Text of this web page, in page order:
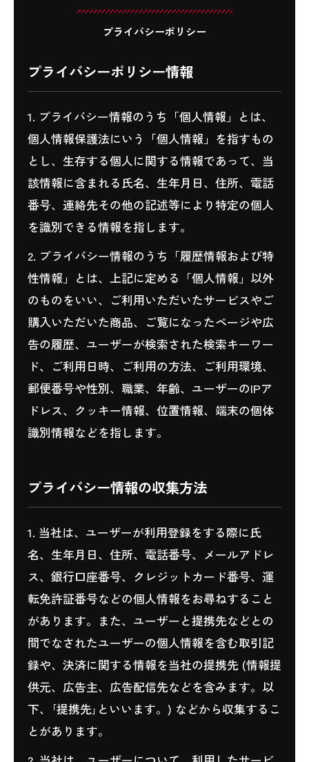
プライバシーポリシー
プライバシーポリシー情報
1. プライバシー情報のうち「個人情報」とは、
個人情報保護法にいう「個人情報」を指すもの
とし、生存する個人に関する情報であって、当
該情報に含まれる氏名、生年月日、住所、電話
番号、連絡先その他の記述等により特定の個人
を識別できる情報を指します。
2. プライバシー情報のうち「履歴情報および特
性情報」とは、上記に定める「個人情報」以外
のものをいい、ご利用いただいたサービスやご
購入いただいた商品、ご覧になったページや広
告の履歴、ユーザーが検索された検索キーワー
ド、ご利用日時、ご利用の方法、ご利用環境、
郵便番号や性別、職業、年齢、ユーザーのIPア
ドレス、クッキー情報、位置情報、端末の個体
識別情報などを指します。
プライバシー情報の収集方法
1. 当社は、ユーザーが利用登録をする際に氏
名、生年月日、住所、電話番号、メールアドレ
ス、銀行口座番号、クレジットカード番号、運
転免許証番号などの個人情報をお尋ねすること
があります。また、ユーザーと提携先などとの
間でなされたユーザーの個人情報を含む取引記
録や、決済に関する情報を当社の提携先 (情報提
供元、広告主、広告配信先などを含みます。以
下、｢提携先｣といいます。) などから収集するこ
とがあります。